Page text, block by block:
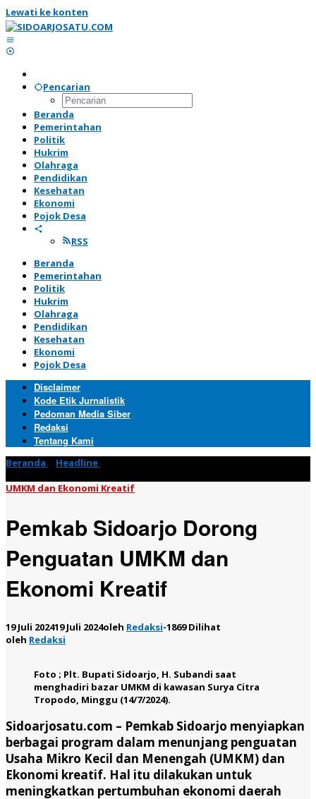
Lewati ke konten
Pencarian
Beranda
Pemerintahan
Politik
Hukrim
Olahraga
Pendidikan
Kesehatan
Ekonomi
Pojok Desa
RSS
Beranda
Pemerintahan
Politik
Hukrim
Olahraga
Pendidikan
Kesehatan
Ekonomi
Pojok Desa
Disclaimer
Kode Etik Jurnalistik
Pedoman Media Siber
Redaksi
Tentang Kami
Beranda Headline
UMKM dan Ekonomi Kreatif
Pemkab Sidoarjo Dorong
Penguatan UMKM dan
Ekonomi Kreatif
19 Juli 202419 Juli 2024oleh Redaksi-1869 Dilihat
oleh Redaksi
Foto ; Plt. Bupati Sidoarjo, H. Subandi saat
menghadiri bazar UMKM di kawasan Surya Citra
Tropodo, Minggu (14/7/2024).
Sidoarjosatu.com – Pemkab Sidoarjo menyiapkan
berbagai program dalam menunjang penguatan
Usaha Mikro Kecil dan Menengah (UMKM) dan
Ekonomi kreatif. Hal itu dilakukan untuk
meningkatkan pertumbuhan ekonomi daerah